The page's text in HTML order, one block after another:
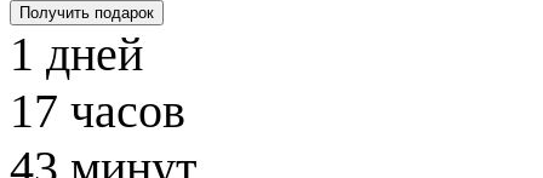
Получить подарок
1 дней
17 часов